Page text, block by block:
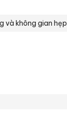
và không gian hẹp